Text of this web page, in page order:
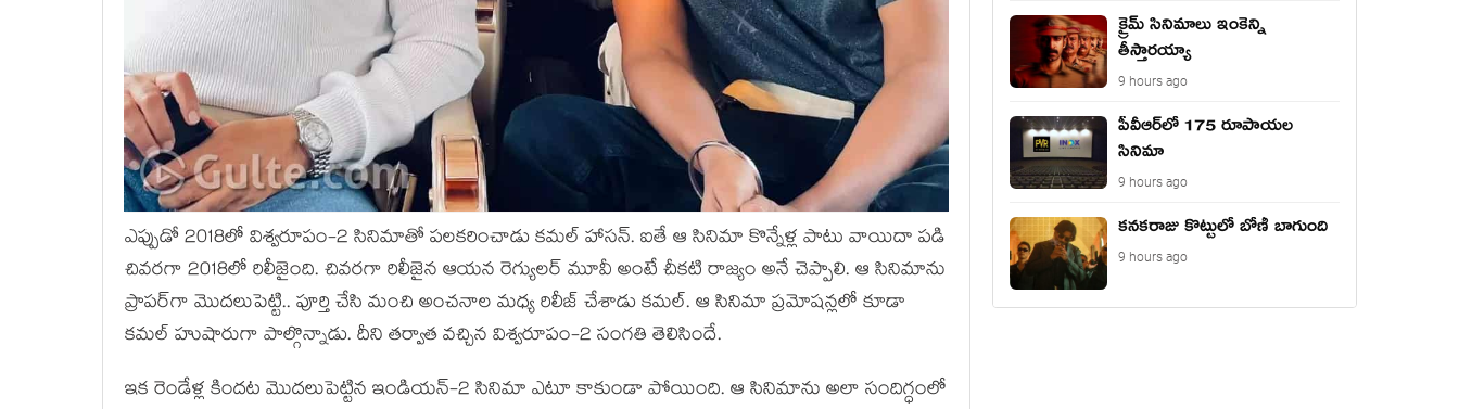
ఎప్పుడో 2018లో విశ్వ‌రూపం-2 సినిమాతో ప‌ల‌క‌రించాడు క‌మ‌ల్ హాస‌న్. ఐతే ఆ సినిమా కొన్నేళ్ల పాటు వాయిదా ప‌డి
చివ‌ర‌గా 2018లో రిలీజైంది. చివ‌ర‌గా రిలీజైన ఆయ‌న రెగ్యుల‌ర్ మూవీ అంటే చీక‌టి రాజ్యం అనే చెప్పాలి. ఆ సినిమాను
ప్రాప‌ర్‌గా మొద‌లుపెట్టి.. పూర్తి చేసి మంచి అంచ‌నాల మ‌ధ్య రిలీజ్ చేశాడు క‌మ‌ల్. ఆ సినిమా ప్ర‌మోష‌న్ల‌లో కూడా
క‌మ‌ల్ హుషారుగా పాల్గొన్నాడు. దీని త‌ర్వాత వ‌చ్చిన విశ్వ‌రూపం-2 సంగ‌తి తెలిసిందే.
ఇక రెండేళ్ల కింద‌ట మొద‌లుపెట్టిన ఇండియ‌న్-2 సినిమా ఎటూ కాకుండా పోయింది. ఆ సినిమాను అలా సందిగ్ధంలో
క్రైమ్ సినిమాలు ఇంకెన్ని
తీస్తారయ్యా
9 hours ago
పీవీఆర్‌లో 175 రూపాయల
సినిమా
9 hours ago
కనకరాజు కొట్టులో బోణీ బాగుంది
9 hours ago